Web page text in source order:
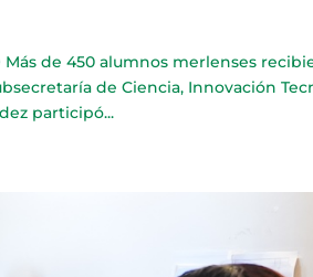
Más de 450 alumnos merlenses
de Ciencia, Innovación
participó...